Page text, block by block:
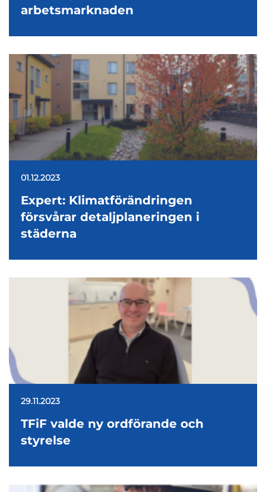
arbetsmarknaden
01.12.2023
Expert: Klimatförändringen
försvårar detaljplaneringen i
städerna
29.11.2023
TFiF valde ny ordförande och
styrelse